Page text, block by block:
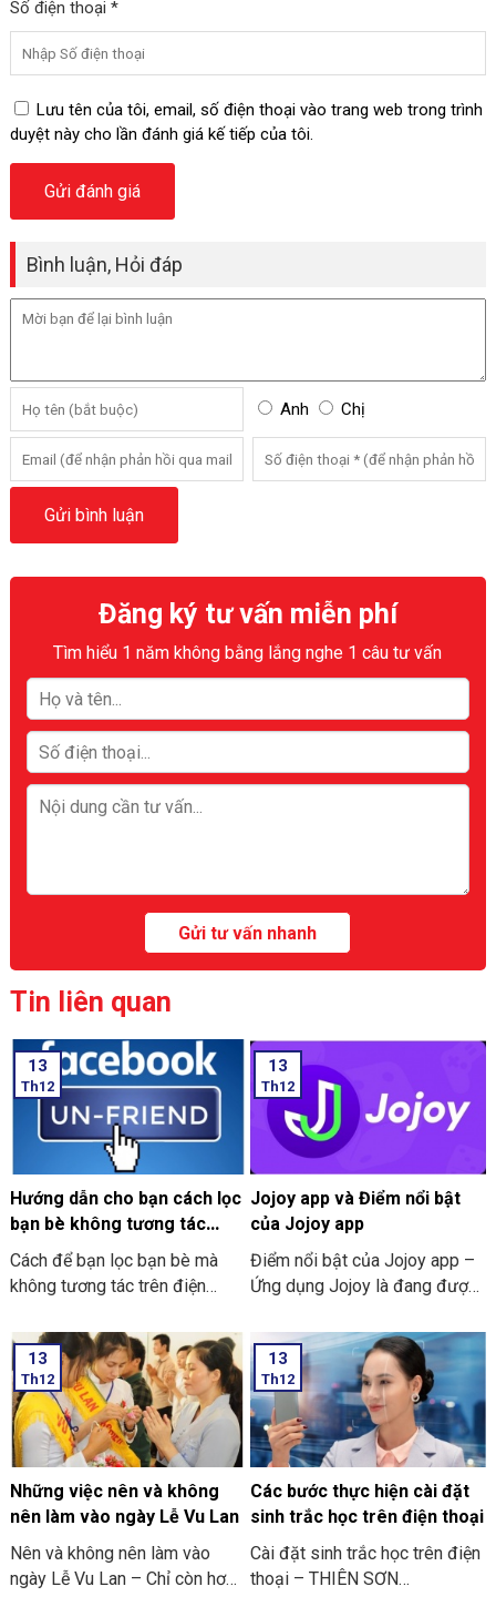
Số điện thoại *
Lưu tên của tôi, email, số điện thoại vào trang web trong trình
duyệt này cho lần đánh giá kế tiếp của tôi.
Bình luận, Hỏi đáp
Anh Chị
Đăng ký tư vấn miễn phí
Tìm hiểu 1 năm không bằng lắng nghe 1 câu tư vấn
Tin liên quan
13
Th12
Hướng dẫn cho bạn cách lọc
bạn bè không tương tác
trên Facebook nhanh 2024
Cách để bạn lọc bạn bè mà
không tương tác trên điện
13
Th12
Jojoy app và Điểm nổi bật
của Jojoy app
Điểm nổi bật của Jojoy app –
Ứng dụng Jojoy là đang được
đồng người yêu thích các trò
chơi điện tử ở trên điện thoại
di động.
13
Th12
Những việc nên và không
nên làm vào ngày Lễ Vu Lan
Nên và không nên làm vào
ngày Lễ Vu Lan – Chỉ còn hơn
13
Th12
Các bước thực hiện cài đặt
sinh trắc học trên điện thoại
Cài đặt sinh trắc học trên điện
thoại – THIÊN SƠN